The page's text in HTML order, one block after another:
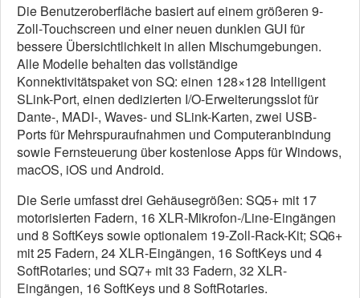
Die Benutzeroberfläche basiert auf einem größeren 9-
Zoll-Touchscreen und einer neuen dunklen GUI für
bessere Übersichtlichkeit in allen Mischumgebungen.
Alle Modelle behalten das vollständige
Konnektivitätspaket von SQ: einen 128×128 Intelligent
SLink-Port, einen dedizierten I/O-Erweiterungsslot für
Dante-, MADI-, Waves- und SLink-Karten, zwei USB-
Ports für Mehrspuraufnahmen und Computeranbindung
sowie Fernsteuerung über kostenlose Apps für Windows,
macOS, iOS und Android.
Die Serie umfasst drei Gehäusegrößen: SQ5+ mit 17
motorisierten Fadern, 16 XLR-Mikrofon-/Line-Eingängen
und 8 SoftKeys sowie optionalem 19-Zoll-Rack-Kit; SQ6+
mit 25 Fadern, 24 XLR-Eingängen, 16 SoftKeys und 4
SoftRotaries; und SQ7+ mit 33 Fadern, 32 XLR-
Eingängen, 16 SoftKeys und 8 SoftRotaries.